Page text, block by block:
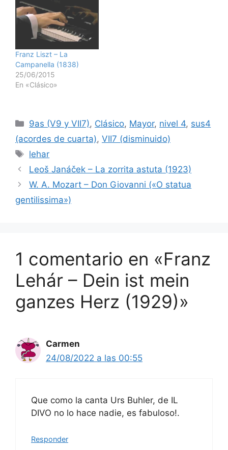
Franz Liszt – La
Campanella (1838)
25/06/2015
En «Clásico»
Categorías
9as (V9 y VII7), Clásico, Mayor, nivel 4, sus4
(acordes de cuarta), VII7 (disminuido)
Etiquetas
lehar
Leoš Janáček – La zorrita astuta (1923)
W. A. Mozart – Don Giovanni («O statua
gentilissima»)
1 comentario en «Franz
Lehár – Dein ist mein
ganzes Herz (1929)»
Carmen
24/08/2022 a las 00:55
Que como la canta Urs Buhler, de IL
DIVO no lo hace nadie, es fabuloso!.
Responder